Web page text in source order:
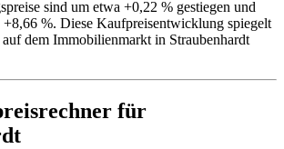
sind um etwa +0,22 % gestiegen und
+8,66 %. Diese Kaufpreisentwicklung spiegelt
dem Immobilienmarkt in Straubenhardt
für